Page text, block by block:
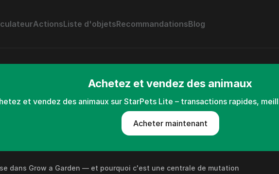
ActionsListe d'objetsRecommandationsBlog
Achetez et vendez des animaux
et vendez des animaux sur StarPets Lite – transactions rapides,
Acheter maintenant
dans Grow a Garden — et pourquoi c'est une centrale de mutation